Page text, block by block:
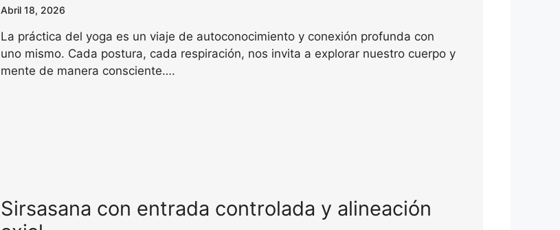
Abril 18, 2026
La práctica del yoga es un viaje de autoconocimiento y conexión profunda con
uno mismo. Cada postura, cada respiración, nos invita a explorar nuestro cuerpo y
mente de manera consciente….
Sirsasana con entrada controlada y alineación